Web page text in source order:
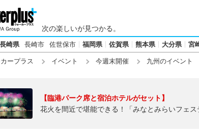
次の楽しいが見つかる。
長崎県 長崎市 佐世保市 福岡県 佐賀県 熊本県 大分県 宮
ープラス イベント 今週末開催 九州のイベント
【臨港パーク席と宿泊ホテルがセット】
花火を間近で堪能できる！「みなとみらいフェ